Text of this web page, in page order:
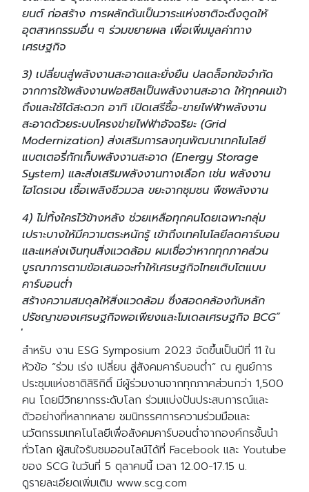
Search
for: Search
ยนต์ ก่อสร้าง การผลักดันเป็นวาระแห่งชาติจะดึงดูดให้
อุตสาหกรรมอื่น ๆ ร่วมขยายผล เพื่อเพิ่มมูลค่าทาง
เศรษฐกิจ
3) เปลี่ยนสู่พลังงานสะอาดและยั่งยืน ปลดล็อกข้อจำกัด
จากการใช้พลังงานฟอสซิลเป็นพลังงานสะอาด ให้ทุกคนเข้า
ถึงและใช้ได้สะดวก อาทิ เปิดเสรีซื้อ-ขายไฟฟ้าพลังงาน
สะอาดด้วยระบบโครงข่ายไฟฟ้าอัจฉริยะ (Grid
Modernization) ส่งเสริมการลงทุนพัฒนาเทคโนโลยี
แบตเตอรี่กักเก็บพลังงานสะอาด (Energy Storage
System) และส่งเสริมพลังงานทางเลือก เช่น พลังงาน
ไฮโดรเจน เชื้อเพลิงชีวมวล ขยะจากชุมชน พืชพลังงาน
4) ไม่ทิ้งใครไว้ข้างหลัง ช่วยเหลือทุกคนโดยเฉพาะกลุ่ม
เปราะบางให้มีความตระหนักรู้ เข้าถึงเทคโนโลยีลดคาร์บอน
และแหล่งเงินทุนสิ่งแวดล้อม ผมเชื่อว่าหากทุกภาคส่วน
บูรณาการตามข้อเสนอจะทำให้เศรษฐกิจไทยเติบโตแบบ
คาร์บอนต่ำ
สร้างความสมดุลให้สิ่งแวดล้อม ซึ่งสอดคล้องกับหลัก
ปรัชญาของเศรษฐกิจพอเพียงและโมเดลเศรษฐกิจ BCG”
สำหรับ งาน ESG Symposium 2023 จัดขึ้นเป็นปีที่ 11 ใน
หัวข้อ “ร่วม เร่ง เปลี่ยน สู่สังคมคาร์บอนต่ำ” ณ ศูนย์การ
ประชุมแห่งชาติสิริกิติ์ มีผู้ร่วมงานจากทุกภาคส่วนกว่า 1,500
คน โดยมีวิทยากรระดับโลก ร่วมแบ่งปันประสบการณ์และ
ตัวอย่างที่หลากหลาย ชมนิทรรศการความร่วมมือและ
นวัตกรรมเทคโนโลยีเพื่อสังคมคาร์บอนต่ำจากองค์กรชั้นนำ
ทั่วโลก ผู้สนใจรับชมออนไลน์ได้ที่ Facebook และ Youtube
ของ SCG ในวันที่ 5 ตุลาคมนี้ เวลา 12.00-17.15 น.
ดูรายละเอียดเพิ่มเติม www.scg.com